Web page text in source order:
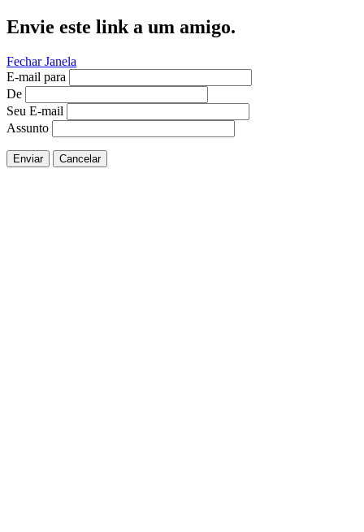
Envie este link a um amigo.
Fechar Janela
E-mail para
De
Seu E-mail
Assunto
Enviar Cancelar